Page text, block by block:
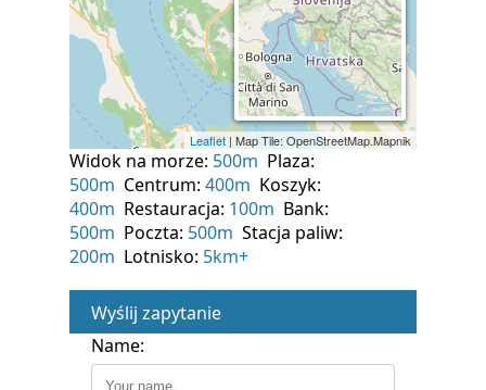
Widok na morze: 500m Plaza:
500m Centrum: 400m Koszyk:
400m Restauracja: 100m Bank:
500m Poczta: 500m Stacja paliw:
200m Lotnisko: 5km+
Wyślij zapytanie
Name: